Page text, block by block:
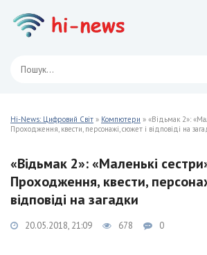
Hi-News: Цифровий Світ » Компютери » «Відьмак 2»:
Проходження, квести, персонажі, сюжет і відповіді на
«Відьмак 2»: «Маленькі
Проходження, квести,
відповіді на загадки
20.05.2018, 21:09 678 0